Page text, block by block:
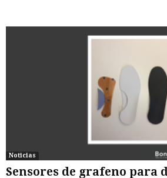
Noticias
Sensores de grafeno para